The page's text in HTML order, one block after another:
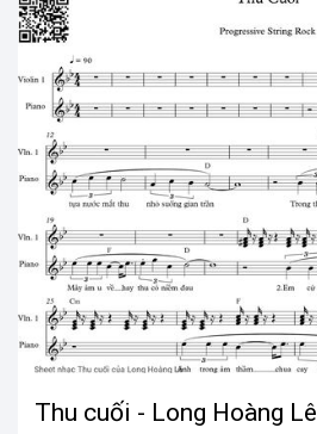
Thu cuối - Long Hoàng Lê